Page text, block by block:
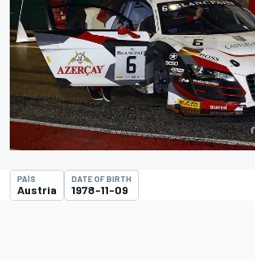
PAÍS
Austria
DATE OF BIRTH
1978-11-09